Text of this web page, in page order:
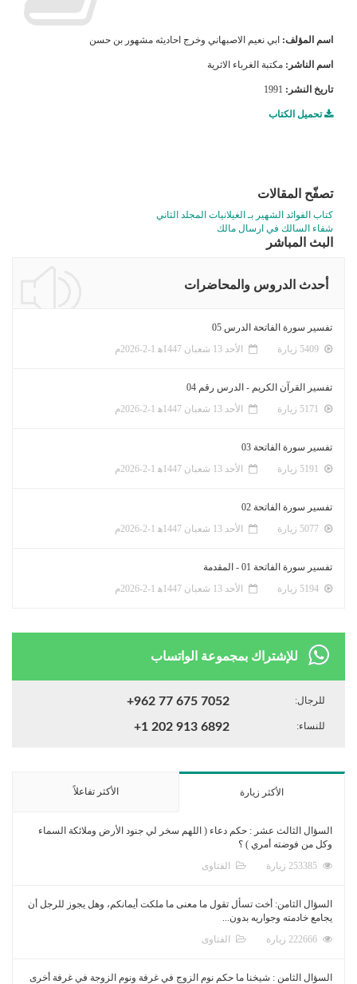
اسم المؤلف: ابي نعيم الاصبهاني وخرج احاديثه مشهور بن حسن
اسم الناشر: مكتبة الغرباء الاثرية
تاريخ النشر: 1991
تحميل الكتاب
تصفّح المقالات
كتاب الفوائد الشهير بـ الغيلانيات المجلد الثاني
شفاء السالك في ارسال مالك
البث المباشر
أحدث الدروس والمحاضرات
تفسير سورة الفاتحة الدرس 05
الأحد 13 شعبان 1447ﻫ 1-2-2026م
تفسير القرآن الكريم - الدرس رقم 04
الأحد 13 شعبان 1447ﻫ 1-2-2026م
تفسير سورة الفاتحة 03
الأحد 13 شعبان 1447ﻫ 1-2-2026م
تفسير سورة الفاتحة 02
الأحد 13 شعبان 1447ﻫ 1-2-2026م
تفسير سورة الفاتحة 01 - المقدمة
الأحد 13 شعبان 1447ﻫ 1-2-2026م
للإشتراك بمجموعة الواتساب
للرجال: +962 77 675 7052
للنساء: +1 202 913 6892
الأكثر زيارة الأكثر تفاعلاً
السؤال الثالث عشر : حكم دعاء ( اللهم سخر لي جنود الأرض وملائكة السماء
وكل من فوضته أمري ) ؟
الفتاوى
السؤال الثامن: أخت تسأل تقول ما معنى ما ملكت أيمانكم، وهل يجوز للرجل أن
يجامع خادمته وجواريه بدون...
الفتاوى
السؤال الثامن : شيخنا ما حكم نوم الزوج في غرفة ونوم الزوجة في غرفة أخرى